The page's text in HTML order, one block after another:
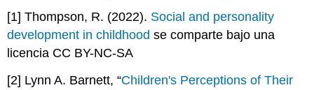
[1] Thompson, R. (2022). Social and personality
development in childhoodse comparte bajo una
licencia CC BY-NC-SA
[2] Lynn A. Barnett, “Children's Perceptions of Their